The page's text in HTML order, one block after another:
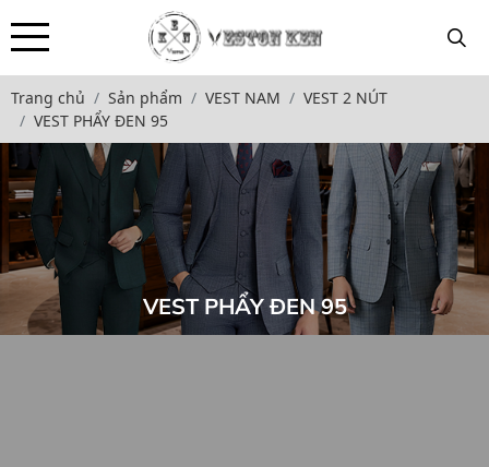
Trang chủ Sản phẩm VEST NAM
VEST 2 NÚT
VEST PHẨY ĐEN 95
VEST PHẨY ĐEN 95